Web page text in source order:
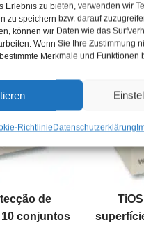
Erlebnis zu bieten, verwenden wir
zu speichern bzw. darauf
können wir Daten wie das
Wenn Sie Ihre Zustimmung
Merkmale und Funktionen
RichtlinieDatenschutzerklärung
de
conjuntos